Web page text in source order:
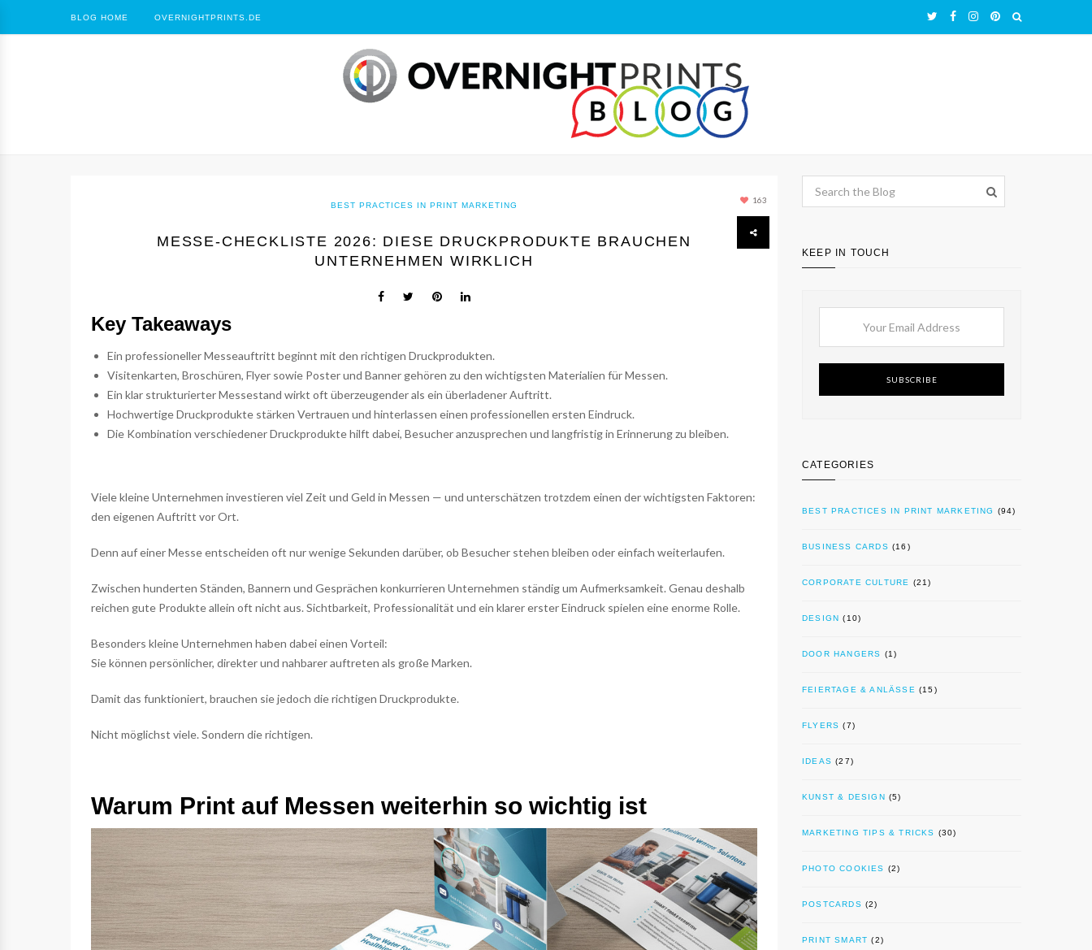
BLOG HOME OVERNIGHTPRINTS.DE
163
BEST PRACTICES IN PRINT MARKETING
MESSE-CHECKLISTE 2026: DIESE DRUCKPRODUKTE BRAUCHEN
UNTERNEHMEN WIRKLICH
Key Takeaways
Ein professioneller Messeauftritt beginnt mit den richtigen Druckprodukten.
Visitenkarten, Broschüren, Flyer sowie Poster und Banner gehören zu den wichtigsten Materialien für Messen.
Ein klar strukturierter Messestand wirkt oft überzeugender als ein überladener Auftritt.
Hochwertige Druckprodukte stärken Vertrauen und hinterlassen einen professionellen ersten Eindruck.
Die Kombination verschiedener Druckprodukte hilft dabei, Besucher anzusprechen und langfristig in Erinnerung zu bleiben.
Viele kleine Unternehmen investieren viel Zeit und Geld in Messen — und unterschätzen trotzdem einen der wichtigsten Faktoren:
den eigenen Auftritt vor Ort.
Denn auf einer Messe entscheiden oft nur wenige Sekunden darüber, ob Besucher stehen bleiben oder einfach weiterlaufen.
Zwischen hunderten Ständen, Bannern und Gesprächen konkurrieren Unternehmen ständig um Aufmerksamkeit. Genau deshalb
reichen gute Produkte allein oft nicht aus. Sichtbarkeit, Professionalität und ein klarer erster Eindruck spielen eine enorme Rolle.
Besonders kleine Unternehmen haben dabei einen Vorteil:
Sie können persönlicher, direkter und nahbarer auftreten als große Marken.
Damit das funktioniert, brauchen sie jedoch die richtigen Druckprodukte.
Nicht möglichst viele. Sondern die richtigen.
Warum Print auf Messen weiterhin so wichtig ist
KEEP IN TOUCH
SUBSCRIBE
CATEGORIES
BEST PRACTICES IN PRINT MARKETING (94)
BUSINESS CARDS (16)
CORPORATE CULTURE (21)
DESIGN (10)
DOOR HANGERS (1)
FEIERTAGE & ANLÄSSE (15)
FLYERS (7)
IDEAS (27)
KUNST & DESIGN (5)
MARKETING TIPS & TRICKS (30)
PHOTO COOKIES (2)
POSTCARDS (2)
PRINT SMART (2)